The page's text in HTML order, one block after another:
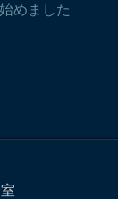
めました